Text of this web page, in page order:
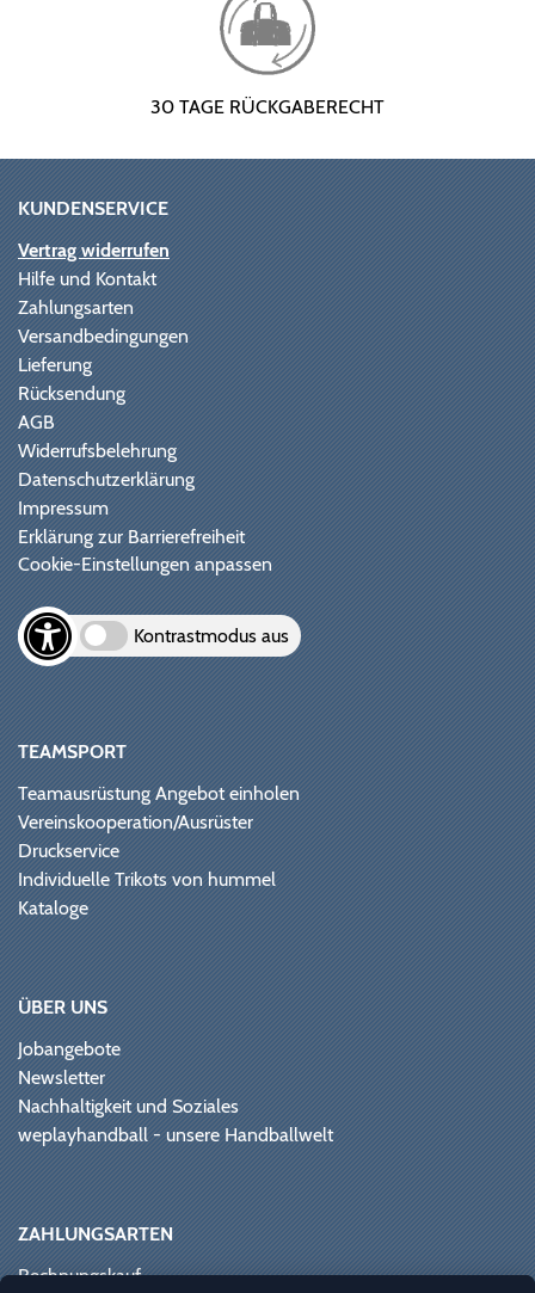
30 TAGE RÜCKGABERECHT
KUNDENSERVICE
Vertrag widerrufen
Hilfe und Kontakt
Zahlungsarten
Versandbedingungen
Lieferung
Rücksendung
AGB
Widerrufsbelehrung
Datenschutzerklärung
Impressum
Erklärung zur Barrierefreiheit
Cookie-Einstellungen anpassen
Kontrastmodus aus
TEAMSPORT
Teamausrüstung Angebot einholen
Vereinskooperation/Ausrüster
Druckservice
Individuelle Trikots von hummel
Kataloge
ÜBER UNS
Jobangebote
Newsletter
Nachhaltigkeit und Soziales
weplayhandball - unsere Handballwelt
ZAHLUNGSARTEN
Rechnungskauf